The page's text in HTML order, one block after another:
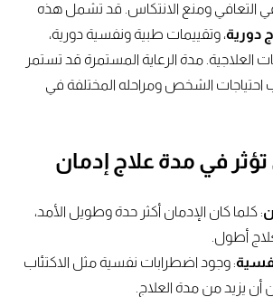
التعافي ومنع الانتكاس. قد تشمل هذه
، وتقييمات طبية ونفسية دورية،
العلاجية. مدة الرعاية المستمرة قد تستمر
الشخص ومراحله المختلفة في
تؤثر في مدة علاج إدمان
: كلما كان الإدمان أكثر حدة وطويل الأمد،
أطول.
: وجود اضطرابات نفسية مثل الاكتئاب
أن يزيد من مدة العلاج.